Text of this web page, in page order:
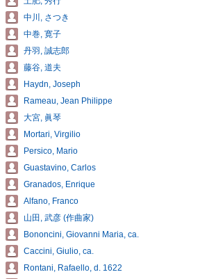
中川, さつき
中巻, 寛子
丹羽, 誠志郎
藤谷, 道夫
Haydn, Joseph
Rameau, Jean Philippe
大宮, 眞琴
Mortari, Virgilio
Persico, Mario
Guastavino, Carlos
Granados, Enrique
Alfano, Franco
山田, 武彦 (作曲家)
Bononcini, Giovanni Maria, ca.
Caccini, Giulio, ca.
Rontani, Rafaello, d. 1622